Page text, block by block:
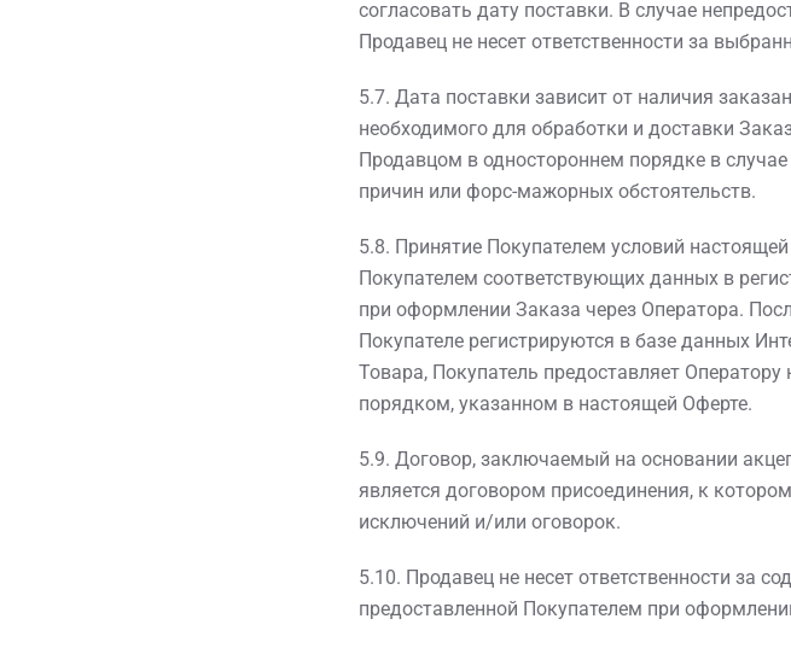
согласовать дату поставки. В случае
Продавец не несет ответственности за
5.7. Дата поставки зависит от наличия
необходимого для обработки и доставки
Продавцом в одностороннем порядке в
причин или форс-мажорных обстоятельств.
5.8. Принятие Покупателем условий
Покупателем соответствующих данных в
при оформлении Заказа через Оператора.
Покупателе регистрируются в базе данных
Товара, Покупатель предоставляет
порядком, указанном в настоящей Оферте.
5.9. Договор, заключаемый на основании
является договором присоединения, к
исключений и/или оговорок.
5.10. Продавец не несет ответственности за
предоставленной Покупателем при